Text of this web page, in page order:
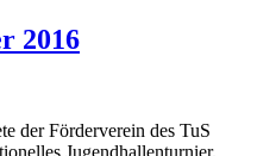
2016
der Förderverein des TuS